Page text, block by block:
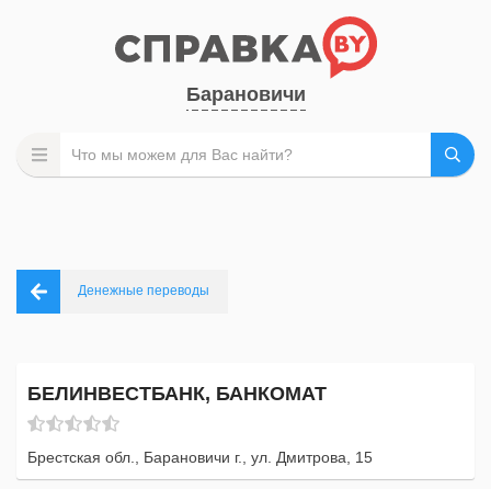
Барановичи
Денежные переводы
БЕЛИНВЕСТБАНК, БАНКОМАТ
Брестская обл., Барановичи г., ул. Дмитрова, 15